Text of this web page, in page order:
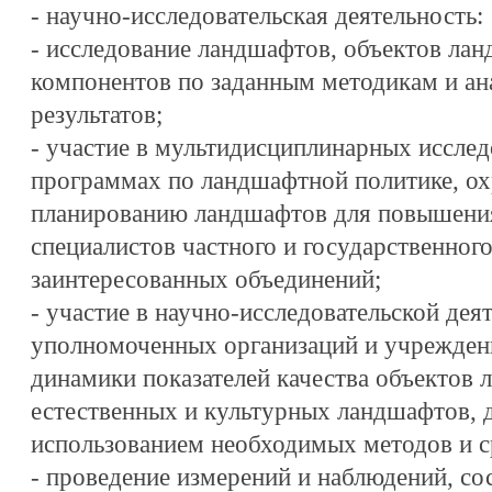
- научно-исследовательская деятельность:
- исследование ландшафтов, объектов
компонентов по заданным методикам и
результатов;
- участие в мультидисциплинарных
программах по ландшафтной политике,
планированию ландшафтов для
специалистов частного и
заинтересованных объединений;
- участие в научно-исследовательской
уполномоченных организаций и
динамики показателей качества
естественных и культурных ландшафтов,
использованием необходимых методов и
- проведение измерений и наблюдений,